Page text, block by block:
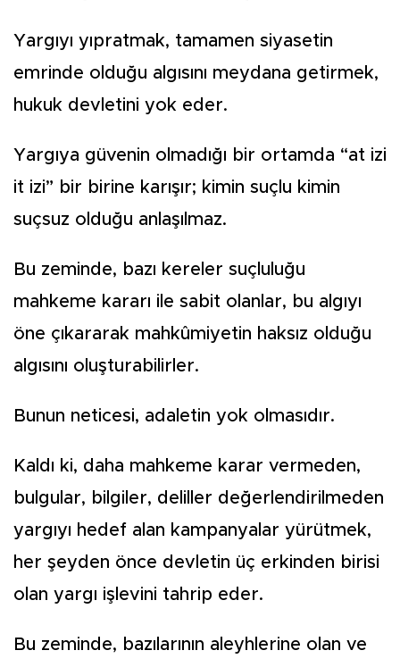
Yargıyı yıpratmak, tamamen siyasetin
emrinde olduğu algısını meydana getirmek,
hukuk devletini yok eder.
Yargıya güvenin olmadığı bir ortamda “at izi
it izi” bir birine karışır; kimin suçlu kimin
suçsuz olduğu anlaşılmaz.
Bu zeminde, bazı kereler suçluluğu
mahkeme kararı ile sabit olanlar, bu algıyı
öne çıkararak mahkûmiyetin haksız olduğu
algısını oluşturabilirler.
Bunun neticesi, adaletin yok olmasıdır.
Kaldı ki, daha mahkeme karar vermeden,
bulgular, bilgiler, deliller değerlendirilmeden
yargıyı hedef alan kampanyalar yürütmek,
her şeyden önce devletin üç erkinden birisi
olan yargı işlevini tahrip eder.
Bu zeminde, bazılarının aleyhlerine olan ve